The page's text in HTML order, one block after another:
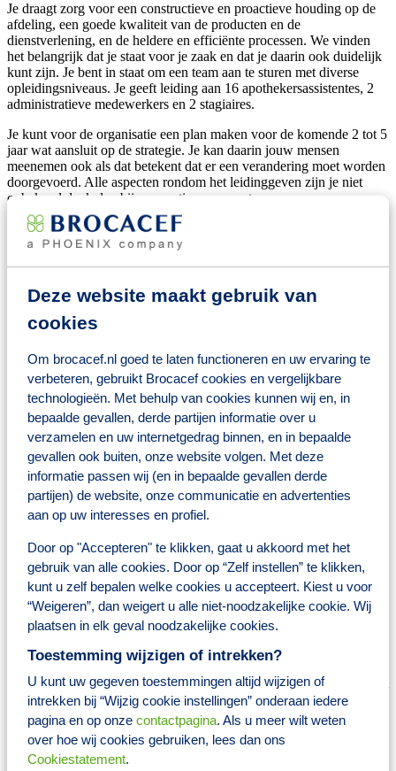
Deze website maakt gebruik van
cookies
Om brocacef.nl goed te laten functioneren en uw ervaring te
verbeteren, gebruikt Brocacef cookies en vergelijkbare
technologieën. Met behulp van cookies kunnen wij en, in
bepaalde gevallen, derde partijen informatie over u
verzamelen en uw internetgedrag binnen, en in bepaalde
gevallen ook buiten, onze website volgen. Met deze
informatie passen wij (en in bepaalde gevallen derde
partijen) de website, onze communicatie en advertenties
aan op uw interesses en profiel.
Door op "Accepteren" te klikken, gaat u akkoord met het
gebruik van alle cookies. Door op “Zelf instellen” te klikken,
kunt u zelf bepalen welke cookies u accepteert. Kiest u voor
“Weigeren”, dan weigert u alle niet-noodzakelijke cookie. Wij
plaatsen in elk geval noodzakelijke cookies.
Toestemming wijzigen of intrekken?
U kunt uw gegeven toestemmingen altijd wijzigen of
intrekken bij “Wijzig cookie instellingen” onderaan iedere
pagina en op onze contactpagina. Als u meer wilt weten
over hoe wij cookies gebruiken, lees dan ons
Cookiestatement.
Je draagt zorg voor een constructieve en proactieve houding op de
afdeling, een goede kwaliteit van de producten en de
dienstverlening, en de heldere en efficiënte processen. We vinden
het belangrijk dat je staat voor je zaak en dat je daarin ook duidelijk
kunt zijn. Je bent in staat om een team aan te sturen met diverse
opleidingsniveaus. Je geeft leiding aan 16 apothekersassistentes, 2
administratieve medewerkers en 2 stagiaires.
Je kunt voor de organisatie een plan maken voor de komende 2 tot 5
jaar wat aansluit op de strategie. Je kan daarin jouw mensen
meenemen ook als dat betekent dat er een verandering moet worden
doorgevoerd. Alle aspecten rondom het leidinggeven zijn je niet
onbekend denk daarbij aan motiveren, aansturen, van
functioneringsgesprek tot aan verzuimbegeleiding.
Wat jij hiervoor terug krijgt
Een salaris tussen de € 3.235,- en € 4.529,- (afhankelijk van
kennis en ervaring en op basis van een 36-urige werkweek);
8% vakantiegeld;
Toegang tot een zeer groot (online) training- en
opleidingsaanbod voor jouw persoonlijke ontwikkeling;
De mogelijkheid om naar keuze fiscaal voordelig producten
aan te schaffen via het platform Fiscfree, waaronder
bijvoorbeeld een (elektrische) fiets;
Er is een actieve personeelsvereniging met het gehele jaar
door allerlei activiteiten;
Pensioenregeling;
Collectieve verzekeringen;
24 vakantiedagen op basis van 36-urige werkweek;
Je hebt een afgeronde opleiding Farmakunde, Farmaceutisch
consulent of Apothekersassistente
Minimaal 32-36 uur per week beschikbaar
Je hebt HBO werk- en denkniveau;
Je bent klant- en resultaatgericht;
Aantoonbare en recente leidinggevende ervaring;
Je bent positief en hebt een proactieve instelling;
Je beschikt over goede communicatieve vaardigheden en weet
anderen te motiveren;
Je bent sparringpartner van jouw collega's;
Kennis en ervaring in een commerciële en/of industriële
farmaceutische omgeving is een must;
Je bent mensgericht, vooruitstrevend en verantwoordelijk,